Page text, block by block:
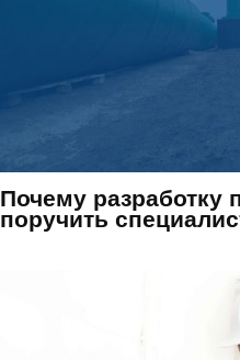
Почему разработку
поручить